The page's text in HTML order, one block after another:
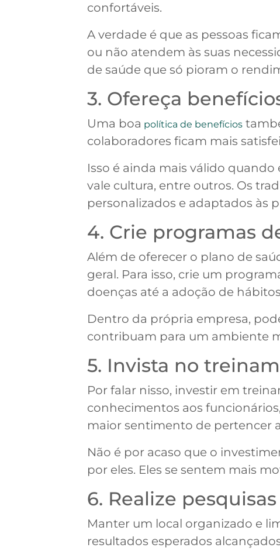
confortáveis.
A verdade é que as pessoas
ou não atendem às suas
de saúde que só pioram o
3. Ofereça
Uma boa política de benefícios
colaboradores ficam mais
Isso é ainda mais válido
vale cultura, entre outros. Os
personalizados e adaptados às
4. Crie programas
Além de oferecer o plano de
geral. Para isso, crie um
doenças até a adoção de
Dentro da própria empresa,
contribuam para um ambiente
5. Invista no
Por falar nisso, investir em
conhecimentos aos
maior sentimento de pertencer
Não é por acaso que o
por eles. Eles se sentem mais
6. Realize
Manter um local organizado e
resultados esperados